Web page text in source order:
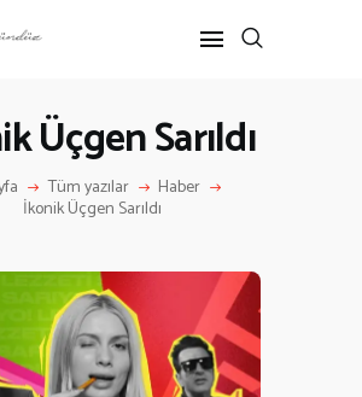
Üçgen Sarıldı
Tüm yazılar Haber
İkonik Üçgen Sarıldı
SANAT